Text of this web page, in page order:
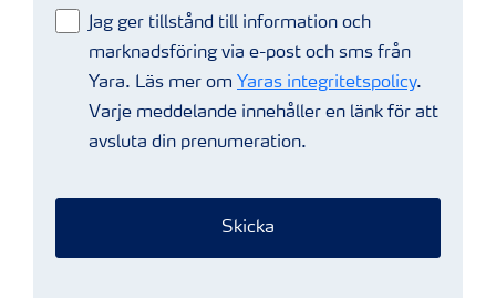
Jag ger tillstånd till information och
marknadsföring via e-post och sms från
Yara. Läs mer om Yaras integritetspolicy.
Varje meddelande innehåller en länk för att
avsluta din prenumeration.
Skicka